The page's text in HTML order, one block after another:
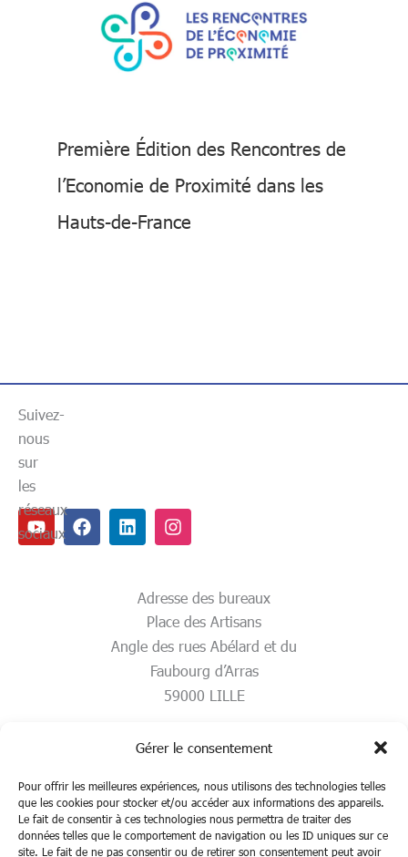
Gérer le consentement
Pour offrir les meilleures expériences, nous utilisons des technologies telles
que les cookies pour stocker et/ou accéder aux informations des appareils.
Le fait de consentir à ces technologies nous permettra de traiter des
données telles que le comportement de navigation ou les ID uniques sur ce
site. Le fait de ne pas consentir ou de retirer son consentement peut avoir
Première Édition des Rencontres de
l’Economie de Proximité dans les
Hauts-de-France
YoutubeFacebookLinkedinInstagram
Suivez-
nous
sur
les
réseaux
sociaux
Adresse des bureaux
Place des Artisans
Angle des rues Abélard et du
Faubourg d’Arras
59000 LILLE